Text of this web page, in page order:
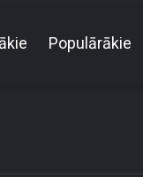
Populārākie